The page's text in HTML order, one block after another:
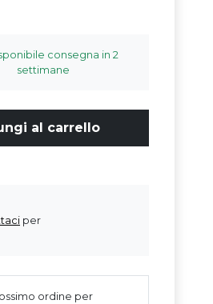
consegna in 2
settimane
al carrello
per
ordine per